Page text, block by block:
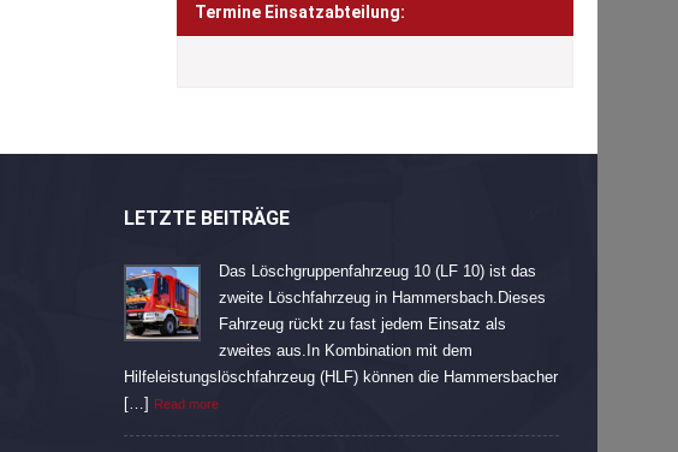
Termine Einsatzabteilung:
LETZTE BEITRÄGE
Das Löschgruppenfahrzeug 10 (LF 10) ist das
zweite Löschfahrzeug in Hammersbach.Dieses
Fahrzeug rückt zu fast jedem Einsatz als
zweites aus.In Kombination mit dem
Hilfeleistungslöschfahrzeug (HLF) können die Hammersbacher
[…] Read more